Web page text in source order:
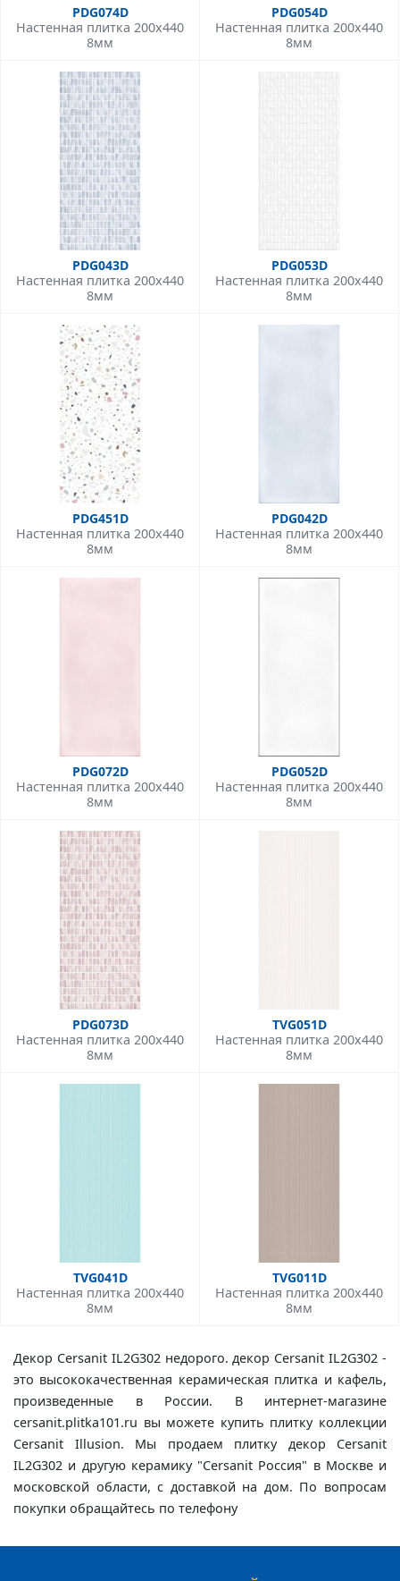
PDG074D
Настенная плитка 200x440
8мм
PDG054D
Настенная плитка 200x440
8мм
PDG043D
Настенная плитка 200x440
8мм
PDG053D
Настенная плитка 200x440
8мм
PDG451D
Настенная плитка 200x440
8мм
PDG042D
Настенная плитка 200x440
8мм
PDG072D
Настенная плитка 200x440
8мм
PDG052D
Настенная плитка 200x440
8мм
PDG073D
Настенная плитка 200x440
8мм
TVG051D
Настенная плитка 200x440
8мм
TVG041D
Настенная плитка 200x440
8мм
TVG011D
Настенная плитка 200x440
8мм
Декор Cersanit IL2G302 недорого. декор Cersanit IL2G302 -
это высококачественная керамическая плитка и кафель,
произведенные в России. В интернет-магазине
cersanit.plitka101.ru вы можете купить плитку коллекции
Cersanit Illusion. Мы продаем плитку декор Cersanit
IL2G302 и другую керамику "Cersanit Россия" в Москве и
московской области, с доставкой на дом. По вопросам
покупки обращайтесь по телефону